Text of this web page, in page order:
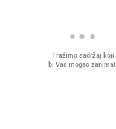
Tražimo sadržaj koji
bi Vas mogao